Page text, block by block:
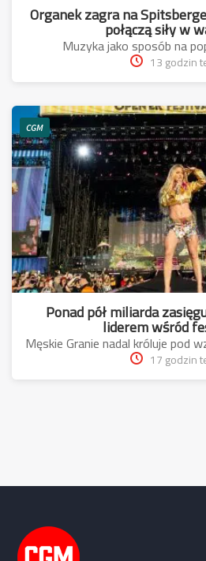
Organek zagra na
Muzyka jako sposób na
13 godzin
CGM
Ponad pół miliarda
liderem wśród
Męskie Granie nadal króluje pod
17 godzin